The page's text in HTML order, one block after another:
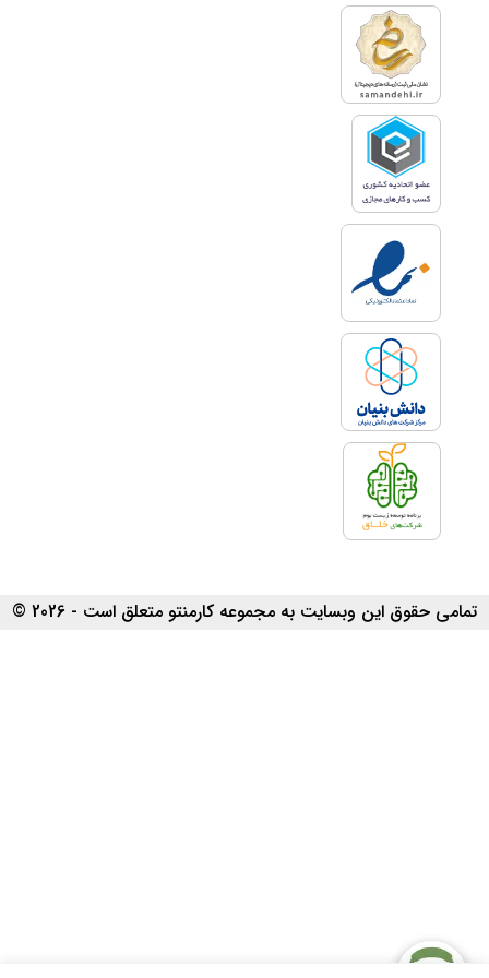
مشاوره ثبت تغییرات شرکت به
مدیران دیدگاهی در مورد شرایط و
ضوابط اینکار خواهد بخشید. اگر
قصد ارتقا و گسترش شرکت خود را
دارید، نیاز است با فرآیند ثبت
تغییرات شرکت آشنایی داشته
باشید. مشاوره ثبت شرکت ها تنها
زمانی مؤثر خواهد بود که تغییرات
شرکت نیز در آن ذکر شود.
چرا باید از مشاور ثبت
شرکت و ثبت تغییرات
شرکت کمک بگیریم؟
شاید با خود فکر کنید که با ثبت
شرکت فقط باید مالیات بپردازید. اما
بهتر است بدانید در واقعیت اینطور
هم نیست. مسلماً از لحاظ قانونی با
ثبت شرکت، امتیازات ویژه‌ا‌ی به
مهمترین مزایای ثبت شرکت به کمک
تمامی حقوق این وبسایت به مجموعه کارمنتو متعلق است - 2026 ©